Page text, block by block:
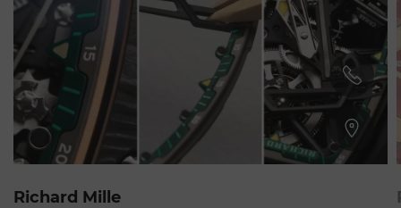
Anières
Richard Mille